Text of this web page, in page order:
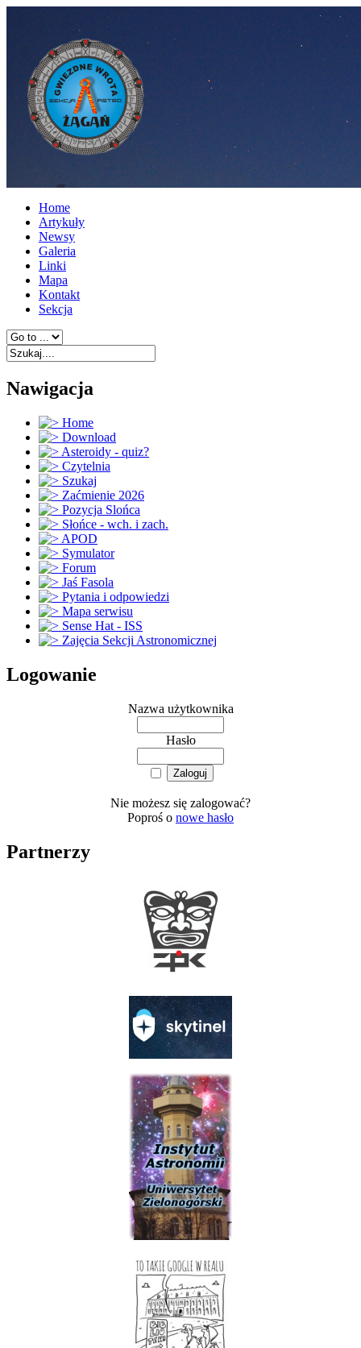
Home
Artykuły
Newsy
Galeria
Linki
Mapa
Kontakt
Sekcja
Nawigacja
Home
Download
Asteroidy - quiz?
Czytelnia
Szukaj
Zaćmienie 2026
Pozycja Slońca
Słońce - wch. i zach.
APOD
Symulator
Forum
Jaś Fasola
Pytania i odpowiedzi
Mapa serwisu
Sense Hat - ISS
Zajęcia Sekcji Astronomicznej
Logowanie
Nazwa użytkownika
Hasło
Nie możesz się zalogować?
Poproś o nowe hasło
Partnerzy